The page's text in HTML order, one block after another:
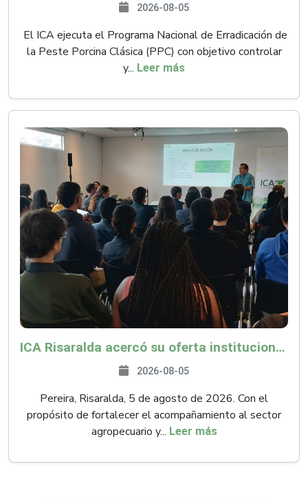
2026-08-05
El ICA ejecuta el Programa Nacional de Erradicación de
la Peste Porcina Clásica (PPC) con objetivo controlar
y... Leer más
ICA Risaralda acercó su oferta institucional a productores y emprendedores en Expocamello
2026-08-05
Pereira, Risaralda, 5 de agosto de 2026. Con el
propósito de fortalecer el acompañamiento al sector
agropecuario y... Leer más